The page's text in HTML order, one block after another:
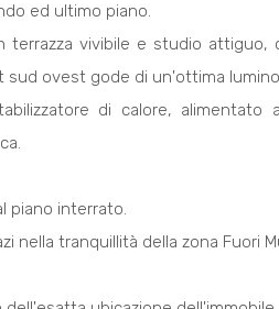
ed ultimo piano.
terrazza vivibile e studio
sud ovest gode di un'ottima
di calore,
piano interrato.
nella tranquillità della zona Fuori